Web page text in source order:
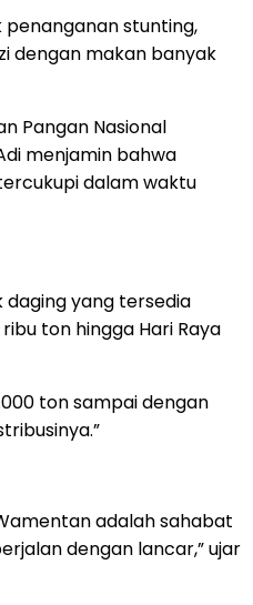
penanganan stunting,
dengan makan banyak
Pangan Nasional
menjamin bahwa
dalam waktu
yang tersedia
ton hingga Hari Raya
ton sampai dengan
adalah sahabat
dengan lancar,” ujar